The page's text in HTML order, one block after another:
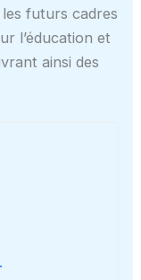
futurs cadres
l’éducation et
ainsi des